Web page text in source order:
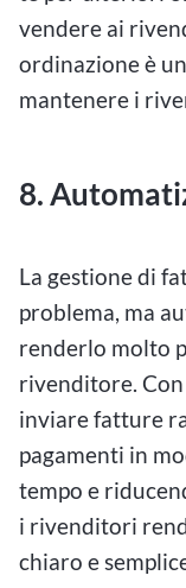
vendere ai
ordinazione è
mantenere i
8.
La gestione di
problema, ma
renderlo molto
rivenditore.
inviare fatture
pagamenti in
tempo e
i rivenditori
chiaro e